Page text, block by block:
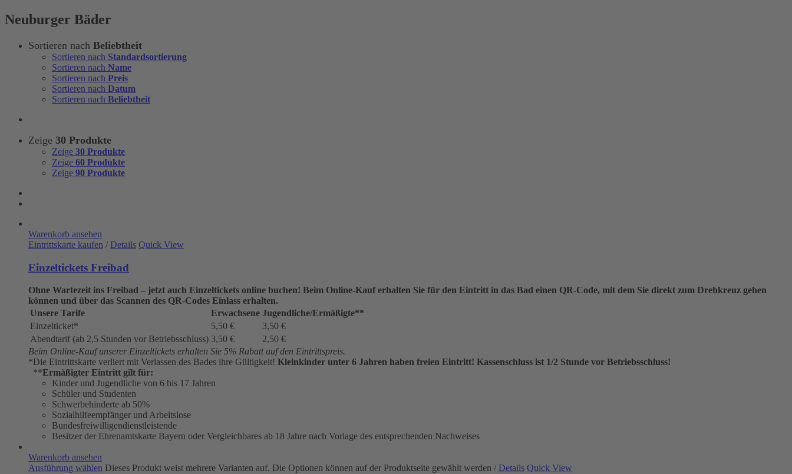
Neuburger Bäder
Sortieren nach Beliebtheit
Sortieren nach Standardsortierung
Sortieren nach Name
Sortieren nach Preis
Sortieren nach Datum
Sortieren nach Beliebtheit
Zeige 30 Produkte
Zeige 30 Produkte
Zeige 60 Produkte
Zeige 90 Produkte
Warenkorb ansehen
Eintrittskarte kaufen / Details Quick View
Einzeltickets Freibad
Ohne Wartezeit ins Freibad – jetzt auch Einzeltickets online buchen! Beim Online-Kauf erhalten Sie für den Eintritt in das Bad einen QR-Code, mit dem Sie direkt zum Drehkreuz gehen
können und über das Scannen des QR-Codes Einlass erhalten.
Unsere Tarife
Erwachsene Jugendliche/Ermäßigte**
Einzelticket*
5,50 €
3,50 €
Abendtarif (ab 2,5 Stunden vor Betriebsschluss) 3,50 €
2,50 €
Beim Online-Kauf unserer Einzeltickets erhalten Sie 5% Rabatt auf den Eintrittspreis.
*Die Eintrittskarte verliert mit Verlassen des Bades ihre Gültigkeit! Kleinkinder unter 6 Jahren haben freien Eintritt! Kassenschluss ist 1/2 Stunde vor Betriebsschluss!
**Ermäßigter Eintritt gilt für:
Kinder und Jugendliche von 6 bis 17 Jahren
Schüler und Studenten
Schwerbehinderte ab 50%
Sozialhilfeempfänger und Arbeitslose
Bundesfreiwilligendienstleistende
Besitzer der Ehrenamtskarte Bayern oder Vergleichbares ab 18 Jahre nach Vorlage des entsprechenden Nachweises
Warenkorb ansehen
Ausführung wählen Dieses Produkt weist mehrere Varianten auf. Die Optionen können auf der Produktseite gewählt werden / Details Quick View